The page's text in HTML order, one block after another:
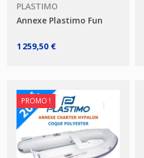
PLASTIMO
Annexe Plastimo Fun
1 259,50 €
PROMO !